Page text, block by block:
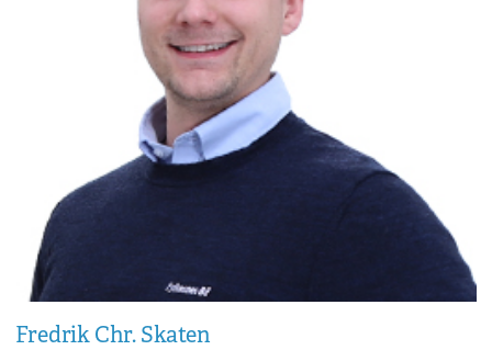
Fredrik Chr. Skaten